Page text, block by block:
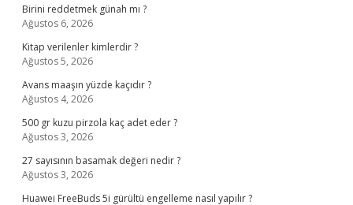
Birini reddetmek günah mı ?
Ağustos 6, 2026
Kitap verilenler kimlerdir ?
Ağustos 5, 2026
Avans maaşın yüzde kaçıdır ?
Ağustos 4, 2026
500 gr kuzu pirzola kaç adet eder ?
Ağustos 3, 2026
27 sayısının basamak değeri nedir ?
Ağustos 3, 2026
Huawei FreeBuds 5i gürültü engelleme nasıl yapılır ?